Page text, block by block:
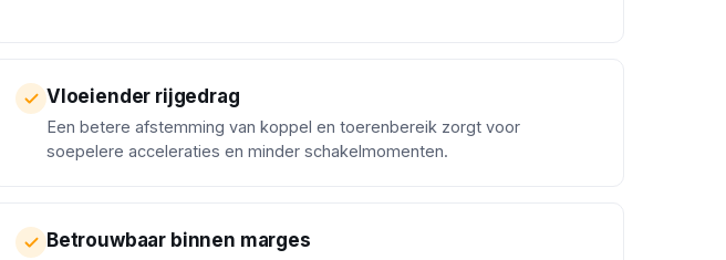
Vloeiender rijgedrag
Een betere afstemming van koppel en toerenbereik zorgt voor
soepelere acceleraties en minder schakelmomenten.
Betrouwbaar binnen marges